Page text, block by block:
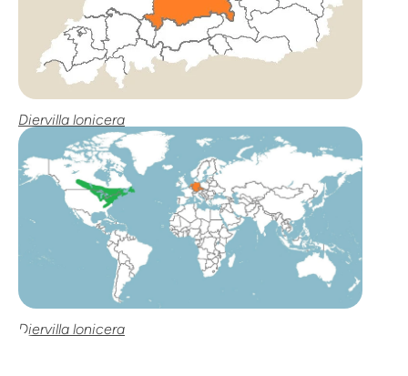
Diervilla lonicera
Diervilla lonicera